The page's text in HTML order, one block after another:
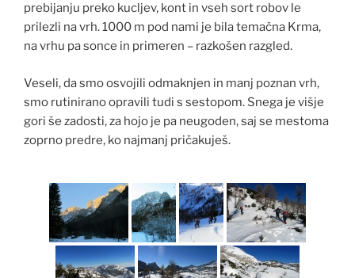
prebijanju preko kucljev, kont in vseh sort robov le
prilezli na vrh. 1000 m pod nami je bila temačna Krma,
na vrhu pa sonce in primeren – razkošen razgled.
Veseli, da smo osvojili odmaknjen in manj poznan vrh,
smo rutinirano opravili tudi s sestopom. Snega je višje
gori še zadosti, za hojo je pa neugoden, saj se mestoma
zoprno predre, ko najmanj pričakuješ.